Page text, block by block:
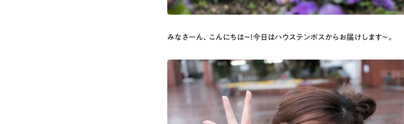
みなさーん、こんにちは〜！今日はハウステンボスからお届けします〜。